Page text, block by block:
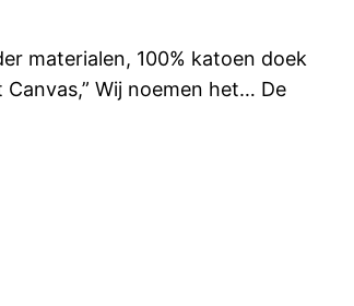
materialen, 100% katoen doek
Wij noemen het… De